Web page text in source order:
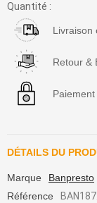
Quantité :
Livraison
Retour &
DÉTAILS DU
Marque
Banpresto
Référence